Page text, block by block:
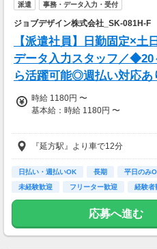
派遣 事務・データ入力・受付
ジョブデザイン株式会社_SK-081H-F
【派遣社員】日勤固定×土
データ入力スタッフ／
ら活躍可能◎週払い対応あ
時給 1180円 〜
基本給：時給 1180円 〜
時給：1,180円～
・通勤手当あり
・残業代別途全額支給
『延方駅』より車で12分
日払い・週払いOK 長期 平日のみ
未経験歓迎
フリーター歓迎 経験者
応募へ進む